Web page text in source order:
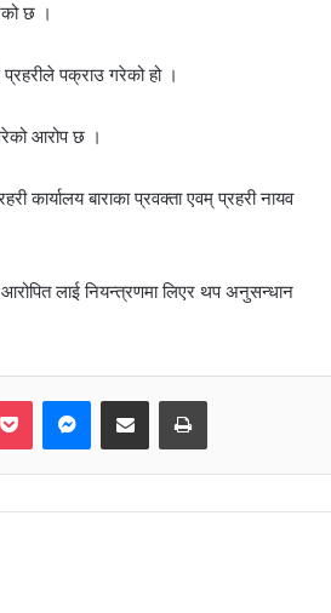
छ ।
प्रहरीले पक्राउ गरेको हो ।
आरोप छ ।
कार्यालय बाराका प्रवक्ता एवम् प्रहरी नायव
लाई नियन्त्रणमा लिएर थप अनुसन्धान